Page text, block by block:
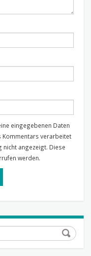
eingegebenen Daten
Kommentars verarbeitet
nicht angezeigt. Diese
werden.